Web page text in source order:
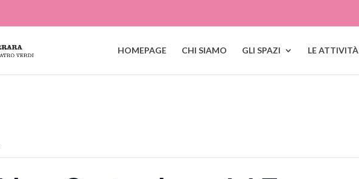
HOMEPAGE CHI SIAMO GLI SPAZI LE ATTIVITÀ